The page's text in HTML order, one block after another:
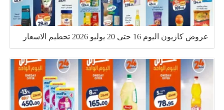
عروض كازيون اليوم 16 حتى 20 يوليو 2026 تحطيم الاسعار